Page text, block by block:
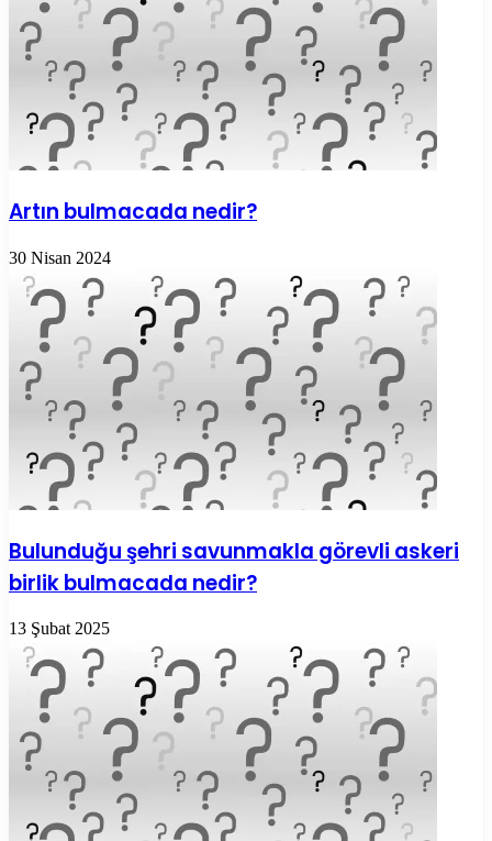
Artın bulmacada nedir?
30 Nisan 2024
Bulunduğu şehri savunmakla görevli askeri
birlik bulmacada nedir?
13 Şubat 2025